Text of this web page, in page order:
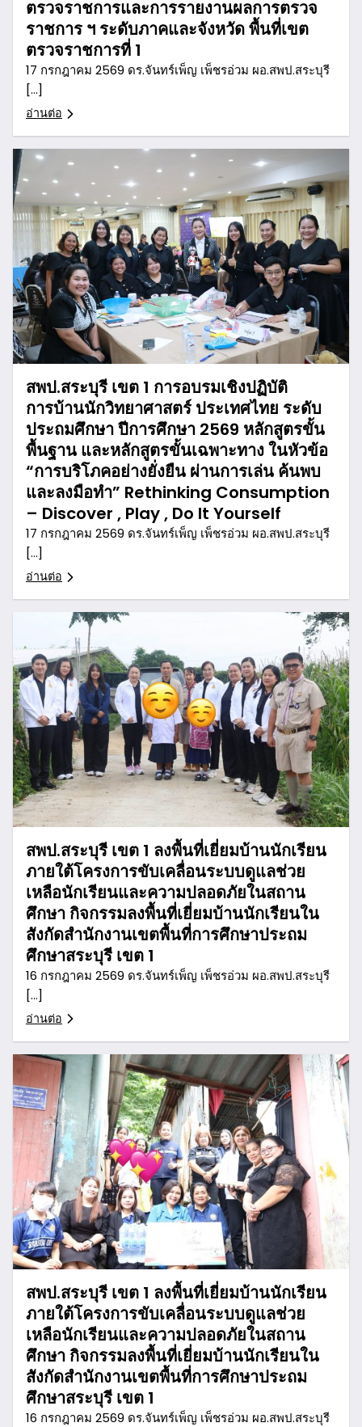
ตรวจราชการและการรายงานผลการตรวจ
ราชการ ฯ ระดับภาคและจังหวัด พื้นที่เขต
ตรวจราชการที่ 1
17 กรกฎาคม 2569 ดร.จันทร์เพ็ญ เพ็ชรอ่วม ผอ.สพป.สระบุรี
[…]
อ่านต่อ
สพป.สระบุรี เขต 1 การอบรมเชิงปฏิบัติ
การบ้านนักวิทยาศาสตร์ ประเทศไทย ระดับ
ประถมศึกษา ปีการศึกษา 2569 หลักสูตรขั้น
พื้นฐาน และหลักสูตรขั้นเฉพาะทาง ในหัวข้อ
“การบริโภคอย่างยั่งยืน ผ่านการเล่น ค้นพบ
และลงมือทำ” Rethinking Consumption
– Discover , Play , Do It Yourself
17 กรกฎาคม 2569 ดร.จันทร์เพ็ญ เพ็ชรอ่วม ผอ.สพป.สระบุรี
[…]
อ่านต่อ
สพป.สระบุรี เขต 1 ลงพื้นที่เยี่ยมบ้านนักเรียน
ภายใต้โครงการขับเคลื่อนระบบดูแลช่วย
เหลือนักเรียนและความปลอดภัยในสถาน
ศึกษา กิจกรรมลงพื้นที่เยี่ยมบ้านนักเรียนใน
สังกัดสำนักงานเขตพื้นที่การศึกษาประถม
ศึกษาสระบุรี เขต 1
16 กรกฎาคม 2569 ดร.จันทร์เพ็ญ เพ็ชรอ่วม ผอ.สพป.สระบุรี
[…]
อ่านต่อ
สพป.สระบุรี เขต 1 ลงพื้นที่เยี่ยมบ้านนักเรียน
ภายใต้โครงการขับเคลื่อนระบบดูแลช่วย
เหลือนักเรียนและความปลอดภัยในสถาน
ศึกษา กิจกรรมลงพื้นที่เยี่ยมบ้านนักเรียนใน
สังกัดสำนักงานเขตพื้นที่การศึกษาประถม
ศึกษาสระบุรี เขต 1
16 กรกฎาคม 2569 ดร.จันทร์เพ็ญ เพ็ชรอ่วม ผอ.สพป.สระบุรี